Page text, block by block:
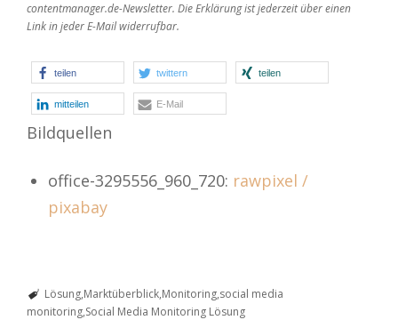
contentmanager.de-Newsletter. Die Erklärung ist jederzeit über einen
Link in jeder E-Mail widerrufbar.
teilen twittern teilen
mitteilen E-Mail
Bildquellen
office-3295556_960_720: rawpixel /
pixabay
Lösung Marktüberblick Monitoring social media
monitoring Social Media Monitoring Lösung